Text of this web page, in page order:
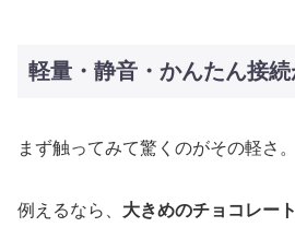
軽量・静音・かんたん接続
まず触ってみて驚くのがその軽さ。
例えるなら、 大きめのチョコレー